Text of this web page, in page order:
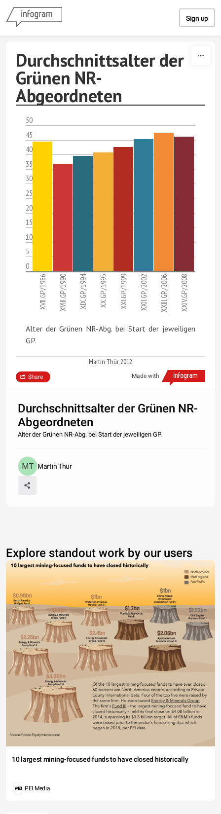
Sign up
Durchschnittsalter der
Grünen NR-
Abgeordneten
50
45
40
35
30
25
20
15
10
5
0
XVII.GP/1986 XVIII.GP/1990 XIX.GP./1994 XX.GP./1995 XXI.GP./1999 XXII.GP./2002 XXIII.GP./2006 XXIV.GP/2008
Alter der Grünen NR-Abg. bei Start der jeweiligen
GP.
Martin Thür, 2012
Made with
Share
Durchschnittsalter der Grünen NR-
Abgeordneten
Alter der Grünen NR-Abg. bei Start der jeweiligen GP.
Martin Thür
Explore standout work by our users
10 largest mining-focused funds to have closed historically
PEI Media